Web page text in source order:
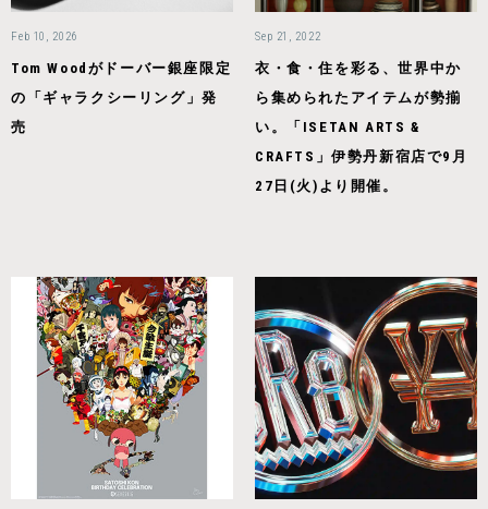
Feb 10, 2026
Tom Woodがドーバー銀座限定
の「ギャラクシーリング」発
売
Sep 21, 2022
衣・食・住を彩る、世界中か
ら集められたアイテムが勢揃
い。「ISETAN ARTS &
CRAFTS」伊勢丹新宿店で9月
27日(火)より開催。